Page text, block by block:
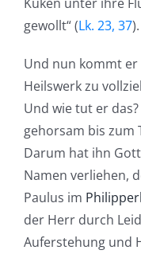
gewollt“ (Lk. 23, 37).
Und nun kommt
Heilswerk zu
Und wie tut er
gehorsam bis zum
Darum hat ihn
Namen verliehen,
Paulus im
der Herr durch
Auferstehung und